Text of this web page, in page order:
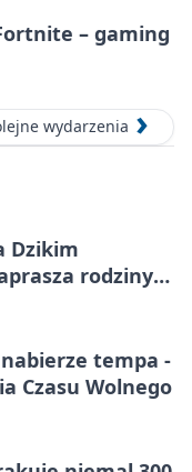
– gaming
wydarzenia
Dzikim
rodziny
tempa -
Czasu Wolnego